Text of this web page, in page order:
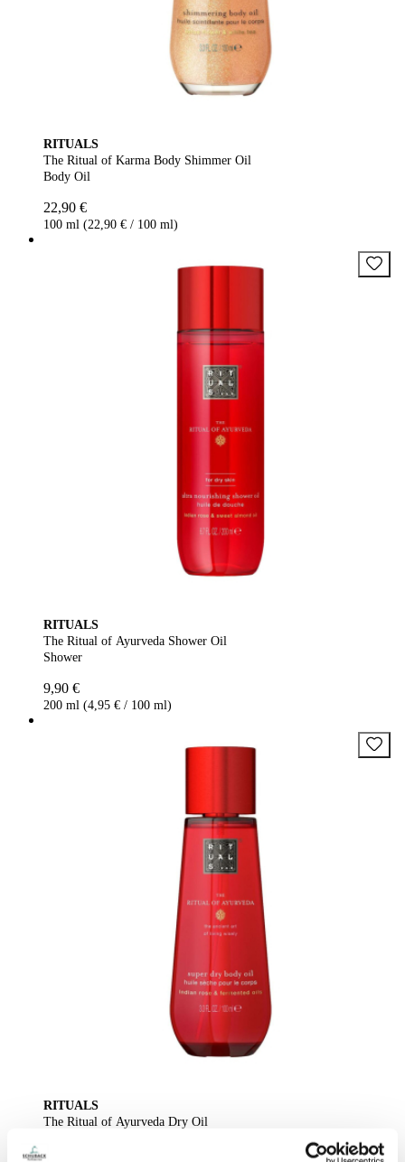
RITUALS
The Ritual of Karma Body Shimmer Oil
Body Oil
22,90 €
100 ml (22,90 € / 100 ml)
RITUALS
The Ritual of Ayurveda Shower Oil
Shower
9,90 €
200 ml (4,95 € / 100 ml)
RITUALS
The Ritual of Ayurveda Dry Oil